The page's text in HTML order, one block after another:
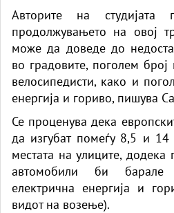
Авторите на студијата
продолжувањето на овој
може да доведе до
во градовите, поголем
велосипедисти, како и
енергија и гориво, пишува
Се проценува дека
да изгубат помеѓу 8,5 и
местата на улиците,
автомобили би барале
електрична енергија и
видот на возење).